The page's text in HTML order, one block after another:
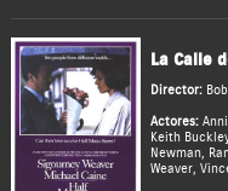
La Calle
Director:
Actores:
Keith
Newman,
Weaver,